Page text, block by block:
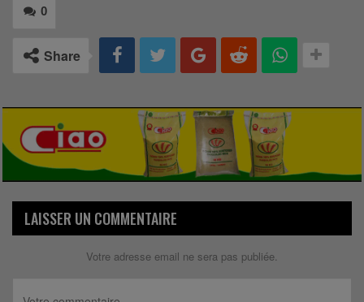
0
Share
LAISSER UN COMMENTAIRE
Votre adresse email ne sera pas publiée.